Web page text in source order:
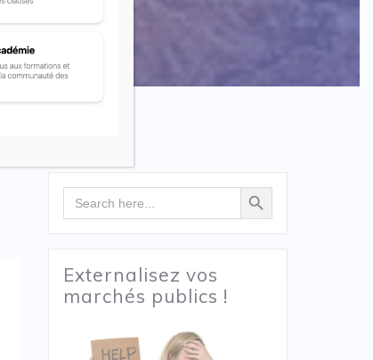
Search
for:
Search Button
Externalisez vos
marchés publics !